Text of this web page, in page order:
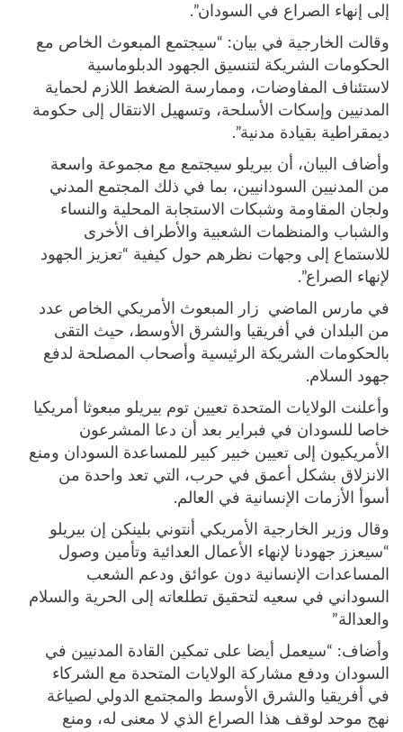
إلى إنهاء الصراع في السودان”.
وقالت الخارجية في بيان: “سيجتمع المبعوث الخاص مع
الحكومات الشريكة لتنسيق الجهود الدبلوماسية
لاستئناف المفاوضات، وممارسة الضغط اللازم لحماية
المدنيين وإسكات الأسلحة، وتسهيل الانتقال إلى حكومة
ديمقراطية بقيادة مدنية”.
وأضاف البيان، أن بيريلو سيجتمع مع مجموعة واسعة
من المدنيين السودانيين، بما في ذلك المجتمع المدني
ولجان المقاومة وشبكات الاستجابة المحلية والنساء
والشباب والمنظمات الشعبية والأطراف الأخرى
للاستماع إلى وجهات نظرهم حول كيفية “تعزيز الجهود
لإنهاء الصراع”.
في مارس الماضي زار المبعوث الأمريكي الخاص عدد
من البلدان في أفريقيا والشرق الأوسط، حيث التقى
بالحكومات الشريكة الرئيسية وأصحاب المصلحة لدفع
جهود السلام.
وأعلنت الولايات المتحدة تعيين توم بيريلو مبعوثا أمريكيا
خاصا للسودان في فبراير بعد أن دعا المشرعون
الأمريكيون إلى تعيين خبير كبير للمساعدة السودان ومنع
الانزلاق بشكل أعمق في حرب، التي تعد واحدة من
أسوأ الأزمات الإنسانية في العالم.
وقال وزير الخارجية الأمريكي أنتوني بلينكن إن بيريلو
“سيعزز جهودنا لإنهاء الأعمال العدائية وتأمين وصول
المساعدات الإنسانية دون عوائق ودعم الشعب
السوداني في سعيه لتحقيق تطلعاته إلى الحرية والسلام
والعدالة”
وأضاف: “سيعمل أيضا على تمكين القادة المدنيين في
السودان ودفع مشاركة الولايات المتحدة مع الشركاء
في أفريقيا والشرق الأوسط والمجتمع الدولي لصياغة
نهج موحد لوقف هذا الصراع الذي لا معنى له، ومنع